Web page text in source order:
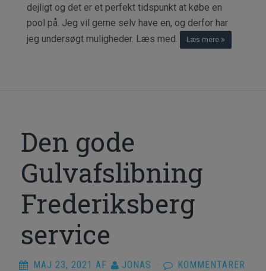
dejligt og det er et perfekt tidspunkt at købe en
pool på. Jeg vil gerne selv have en, og derfor har
jeg undersøgt muligheder. Læs med.
Læs mere
Den gode
Gulvafslibning
Frederiksberg
service
MAJ 23, 2021 AF JONAS ·
KOMMENTARER